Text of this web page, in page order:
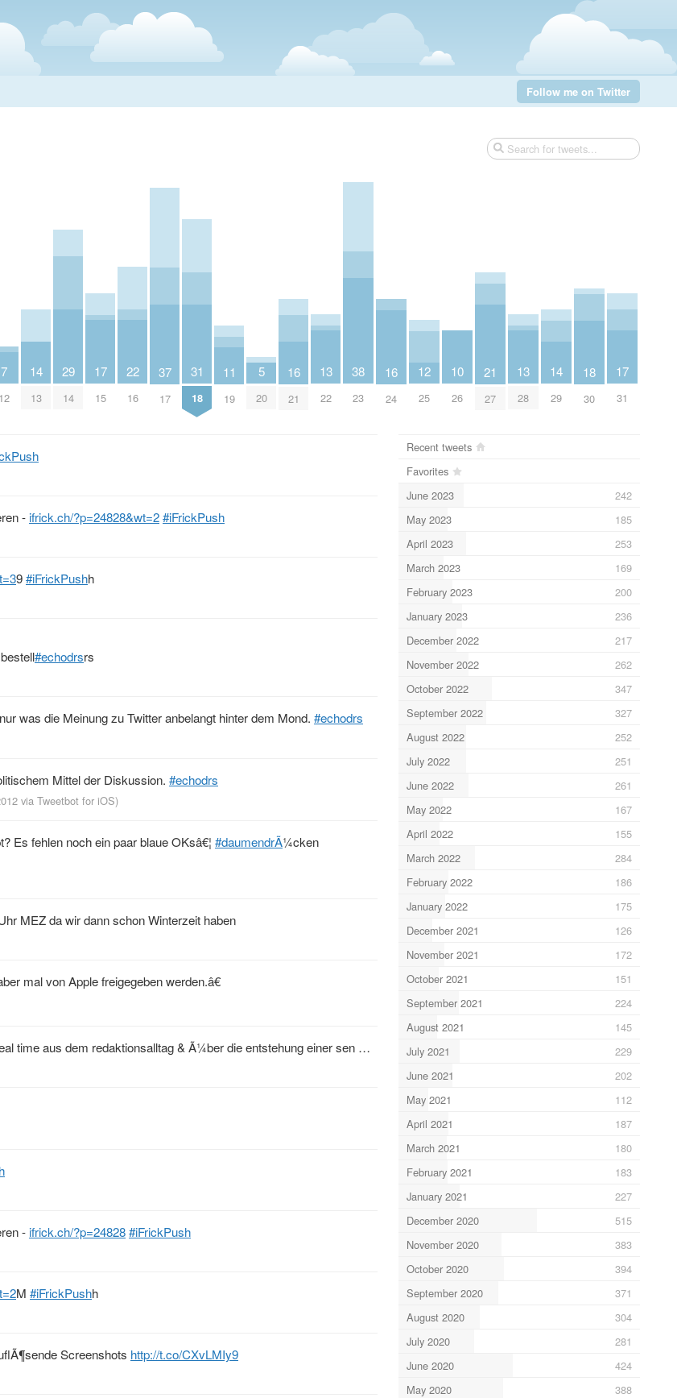
Follow me on Twitter
7
12
14
13
29
14
17
15
22
16
37
17
31
18
11
19
5
20
16
21
13
22
38
23
16
24
12
25
10
26
21
27
13
28
14
29
18
30
17
31
- ifrick.ch/?p=24828&wt=2#iFrickPush
9#iFrickPushh
#echodrsrs
was die Meinung zu Twitter anbelangt hinter dem Mond. #echodrs
Mittel der Diskussion. #echodrs
via Tweetbot for iOS)
Es fehlen noch ein paar blaue OKsâ€¦ #daumendrÃ¼cken
MEZ da wir dann schon Winterzeit haben
mal von Apple freigegeben werden.â€
time aus dem redaktionsalltag & Ã¼ber die entstehung einer sen …
- ifrick.ch/?p=24828#iFrickPush
M #iFrickPushh
Screenshots http://t.co/CXvLMIy9
Recent tweets
Favorites
June 2023
242
May 2023
185
April 2023
253
March 2023
169
February 2023
200
January 2023
236
December 2022
217
November 2022
262
October 2022
347
September 2022
327
August 2022
252
July 2022
251
June 2022
261
May 2022
167
April 2022
155
March 2022
284
February 2022
186
January 2022
175
December 2021
126
November 2021
172
October 2021
151
September 2021
224
August 2021
145
July 2021
229
June 2021
202
May 2021
112
April 2021
187
March 2021
180
February 2021
183
January 2021
227
December 2020
515
November 2020
383
October 2020
394
September 2020
371
August 2020
304
July 2020
281
June 2020
424
May 2020
388